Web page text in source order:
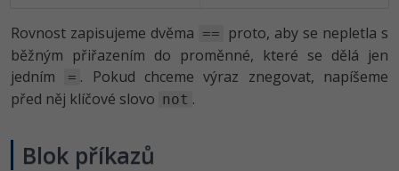
Rovnost zapisujeme dvěma ==
proto, aby se nepletla s
běžným přiřazením do proměnné, které se dělá jen
jedním
= . Pokud chceme výraz znegovat, napíšeme
před něj klíčové slovo not .
Blok příkazů